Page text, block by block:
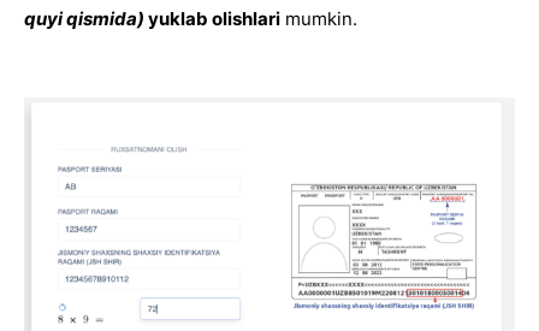
quyi qismida) yuklab olishlari mumkin.